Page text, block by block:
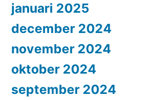
januari 2025
december 2024
november 2024
oktober 2024
september 2024